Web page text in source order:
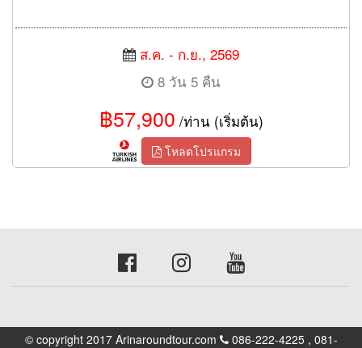
ส.ค. - ก.ย., 2569
8 วัน 5 คืน
฿57,900 /ท่าน (เริ่มต้น)
โหลดโปรแกรม
© copyright 2017 Arinaroundtour.com
086-222-4225 , 081-